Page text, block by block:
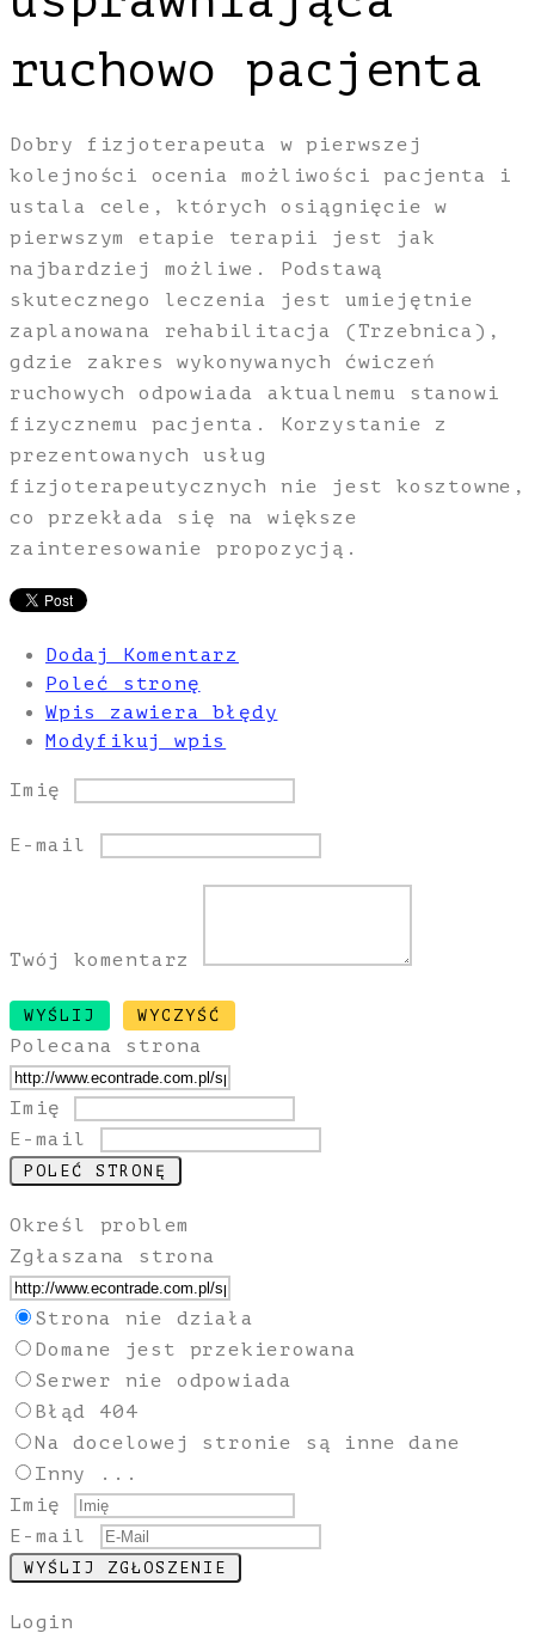
ruchowo pacjenta
Dobry fizjoterapeuta w pierwszej
kolejności ocenia możliwości pacjenta i
ustala cele, których osiągnięcie w
pierwszym etapie terapii jest jak
najbardziej możliwe. Podstawą
skutecznego leczenia jest umiejętnie
zaplanowana rehabilitacja (Trzebnica),
gdzie zakres wykonywanych ćwiczeń
ruchowych odpowiada aktualnemu stanowi
fizycznemu pacjenta. Korzystanie z
prezentowanych usług
fizjoterapeutycznych nie jest kosztowne,
co przekłada się na większe
zainteresowanie propozycją.
Dodaj Komentarz
Poleć stronę
Wpis zawiera błędy
Modyfikuj wpis
Imię
E-mail
Twój komentarz
Polecana strona
Imię
E-mail
Określ problem
Zgłaszana strona
Strona nie działa
Domane jest przekierowana
Serwer nie odpowiada
Błąd 404
Na docelowej stronie są inne dane
Inny ...
Imię
E-mail
Login